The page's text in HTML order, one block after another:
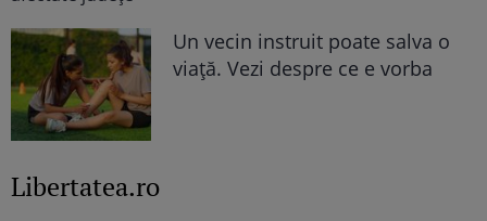
Un vecin instruit poate salva o
viață. Vezi despre ce e vorba
Libertatea.ro